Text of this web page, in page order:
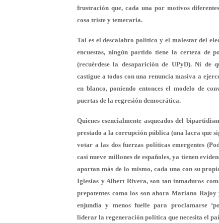
frustración que, cada una por motivos
cosa triste y temeraria.
Tal es el descalabro político y el malestar del
encuestas, ningún partido tiene la certeza de
(recuérdese la desaparición de UPyD). Ni de
castigue a todos con una renuncia masiva a
en blanco, poniendo entonces el modelo de
puertas de la regresión democrática.
Quienes esencialmente asqueados del
prestado a la corrupción pública (una lacra que
votar a las dos fuerzas políticas emergentes
casi nueve millones de españoles, ya tienen
aportan más de lo mismo, cada una con su
Iglesias y Albert Rivera, son tan inmaduros
prepotentes como los son ahora Mariano
enjundia y menos fuelle para proclamarse
liderar la regeneración política que necesita el